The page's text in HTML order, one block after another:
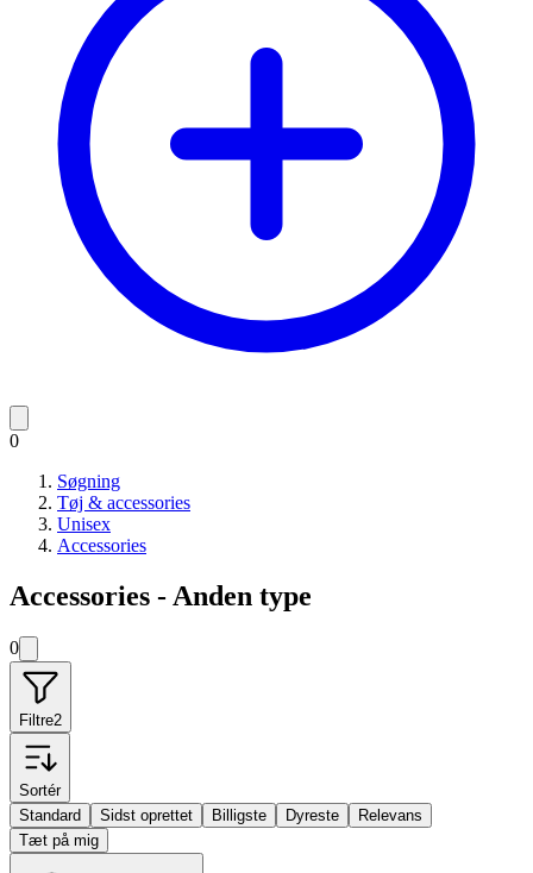
0
Søgning
Tøj & accessories
Unisex
Accessories
Accessories - Anden type
0
Filtre2
Sortér
Standard
Sidst oprettet Billigste Dyreste
Relevans
Tæt på mig